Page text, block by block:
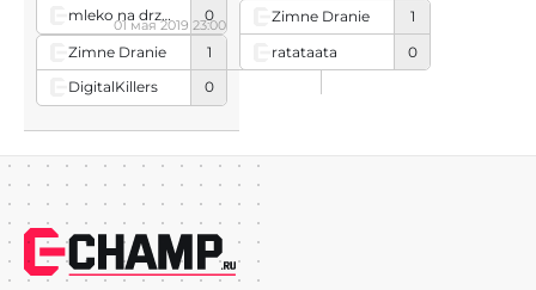
mleko na drzewie
0
Zimne Dranie
1
DigitalKillers
0
01 мая 2019 23:00 Zimne Dranie
1
ratataata
0